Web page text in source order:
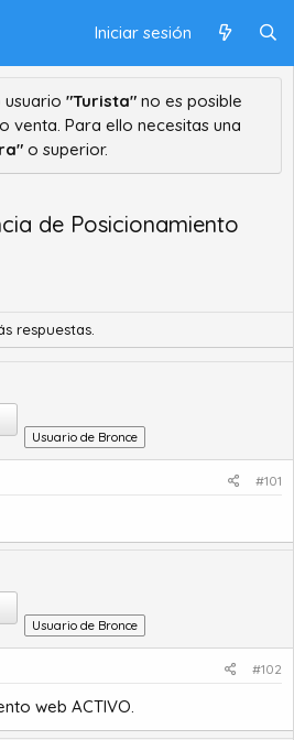
Iniciar sesión
"Turista" no es posible
venta. Para ello necesitas una
o superior.
de Posicionamiento
respuestas.
Usuario de Bronce
#101
Usuario de Bronce
#102
web ACTIVO.